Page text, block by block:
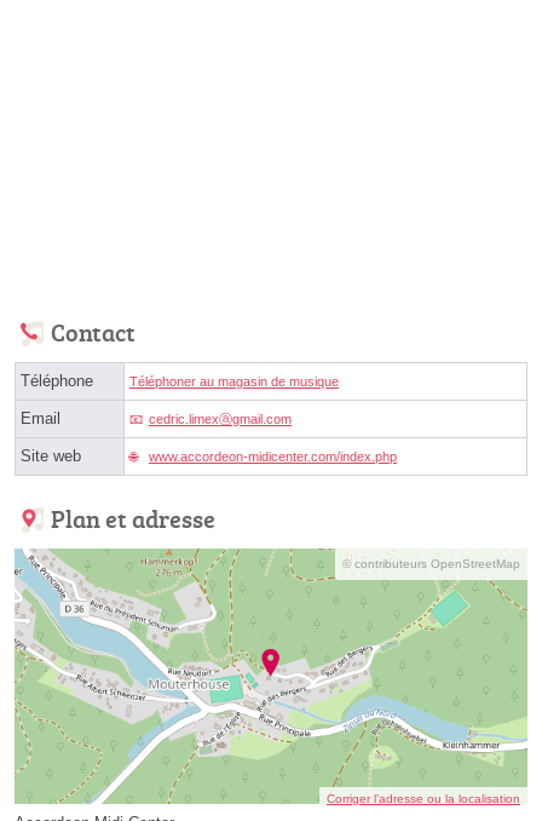
Contact
Téléphone Téléphoner au magasin de musique
Email cedric.limexⓐgmail.com
Site web www.accordeon-midicenter.com/index.php
Plan et adresse
© contributeurs OpenStreetMap
Corriger l’adresse ou la localisation